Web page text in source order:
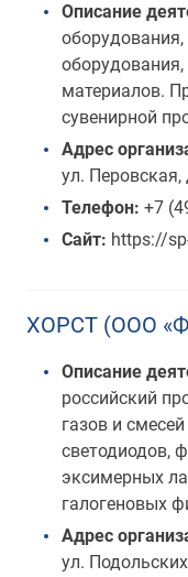
Описание
материалов.
сувенирной
Адрес
ул.
Телефон: +7
Сайт: https://
ХОРСТ (ООО
Описание
российский
газов и
светодиодов,
эксимерных
галогеновых
Адрес
ул.